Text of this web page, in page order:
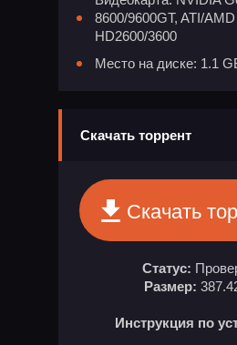
8600/9600GT, ATI/
HD2600/3600
Место на диске: 1.1
Скачать торрент
Скачать
Статус:
Размер:
Инструкция по